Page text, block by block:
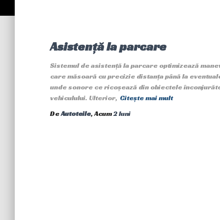
Asistență la parcare
Sistemul de asistență la parcare optimizează
care măsoară cu precizie distanța până la
unde sonore ce ricoșează din obiectele
vehiculului. Ulterior, Citește mai mult
DeAutoteile, Acum2 luni